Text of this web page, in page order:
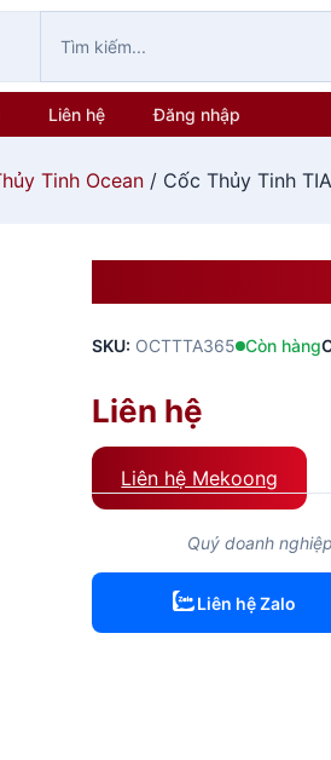
Liên hệ Đăng nhập
Tinh Ocean / Cốc Thủy Tinh
SKU: OCTTTA365 Còn hàng
Liên hệ
Liên hệ Mekoong
Quý doanh
Liên hệ Zalo